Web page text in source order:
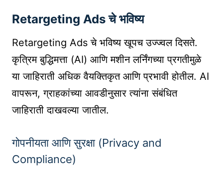
Retargeting Ads चे भविष्य
Retargeting Ads चे भविष्य खूपच उज्ज्वल दिसते.
कृत्रिम बुद्धिमत्ता (AI) आणि मशीन लर्निंगच्या प्रगतीमुळे
या जाहिराती अधिक वैयक्तिकृत आणि प्रभावी होतील. AI
वापरून, ग्राहकांच्या आवडीनुसार त्यांना संबंधित
जाहिराती दाखवल्या जातील.
गोपनीयता आणि सुरक्षा (Privacy and
Compliance)